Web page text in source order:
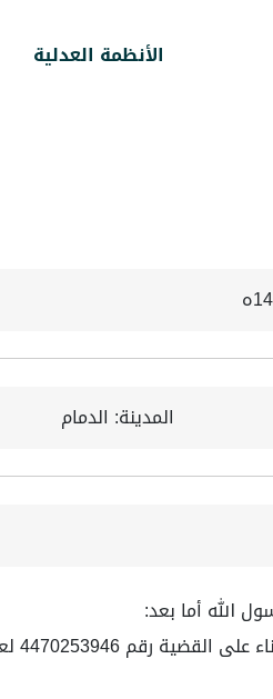
الأنظمة العدلية
المدينة: الدمام
الله أما بعد:
4470253946 لعام 1444هـ